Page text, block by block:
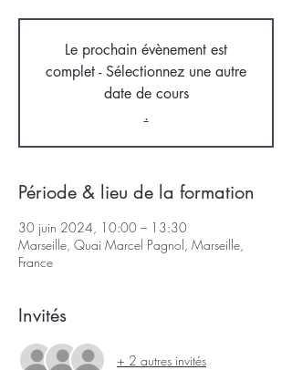
Le prochain évènement est
complet - Sélectionnez une autre
date de cours
.
Période & lieu de la formation
30 juin 2024, 10:00 – 13:30
Marseille, Quai Marcel Pagnol, Marseille,
France
Invités
+ 2 autres invités